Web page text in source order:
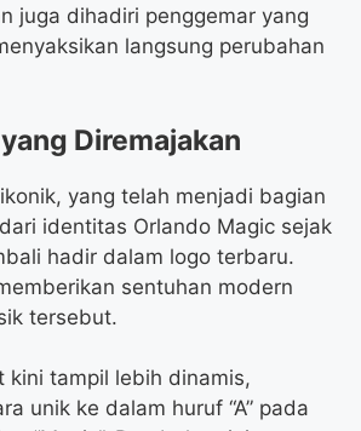
juga dihadiri penggemar yang
langsung perubahan
Diremajakan
yang telah menjadi bagian
identitas Orlando Magic sejak
hadir dalam logo terbaru.
sentuhan modern
tersebut.
kini tampil lebih dinamis,
unik ke dalam huruf “A” pada